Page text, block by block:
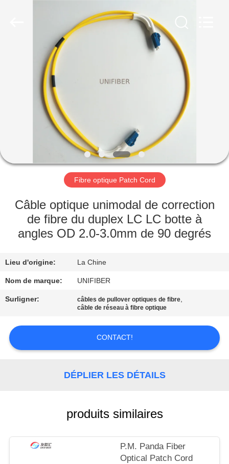
MAISON
PRODUITS
DE
NOUS
VISITE
D'USINE
DE
QUALITÉ
NOUS
Fibre optique Patch Cord
Câble optique unimodal de correction
de fibre du duplex LC LC botte à
angles OD 2.0-3.0mm de 90 degrés
Lieu d'origine: La Chine
Nom de marque: UNIFIBER
Surligner: câbles de pullover optiques de fibre,
câble de réseau à fibre optique
CONTACT!
DÉPLIER LES DÉTAILS
produits similaires
P.M. Panda Fiber
Optical Patch Cord